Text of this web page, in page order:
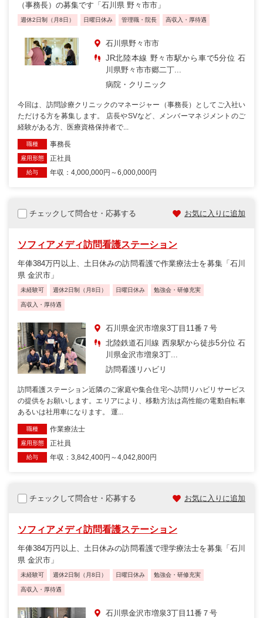
（事務長）の募集です「石川県 野々市市」
週休2日制（月8日） 日曜日休み 管理職・院長 高収入・厚待遇
石川県野々市市
JR北陸本線 野々市駅から車で5分位 石
川県野々市市郷二丁...
病院・クリニック
今回は、訪問診療クリニックのマネージャー（事務長）としてご入社い
ただける方を募集します。 店長やSVなど、メンバーマネジメントのご
経験がある方、医療資格保持者で...
職種 事務長
雇用形態 正社員
給与 年収：4,000,000円～6,000,000円
チェックして問合せ・応募する お気に入りに追加
ソフィアメディ訪問看護ステーション
年俸384万円以上、土日休みの訪問看護で作業療法士を募集「石川
県 金沢市」
未経験可 週休2日制（月8日） 日曜日休み 勉強会・研修充実
高収入・厚待遇
石川県金沢市増泉3丁目11番７号
北陸鉄道石川線 西泉駅から徒歩5分位 石
川県金沢市増泉3丁...
訪問看護リハビリ
訪問看護ステーション近隣のご家庭や集合住宅へ訪問リハビリサービス
の提供をお願いします。エリアにより、移動方法は高性能の電動自転車
あるいは社用車になります。 運...
職種 作業療法士
雇用形態 正社員
給与 年収：3,842,400円～4,042,800円
チェックして問合せ・応募する お気に入りに追加
ソフィアメディ訪問看護ステーション
年俸384万円以上、土日休みの訪問看護で理学療法士を募集「石川
県 金沢市」
未経験可 週休2日制（月8日） 日曜日休み 勉強会・研修充実
高収入・厚待遇
石川県金沢市増泉3丁目11番７号